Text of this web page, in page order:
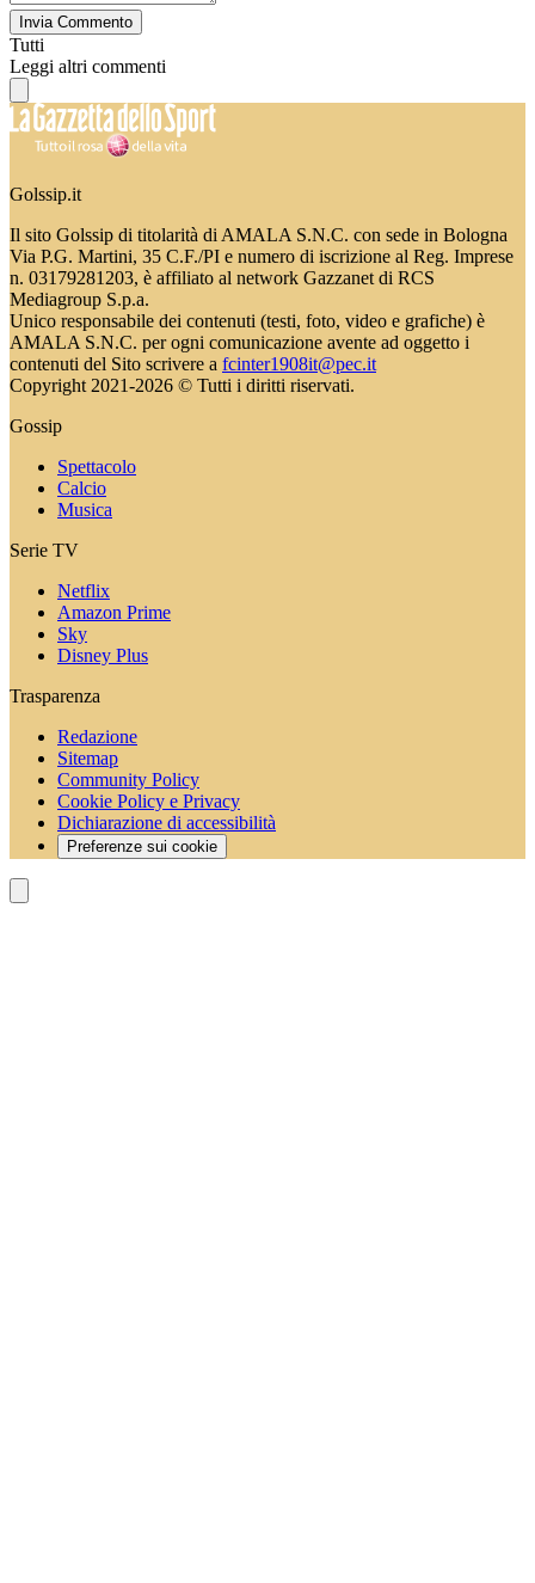
Invia Commento
Tutti
Leggi altri commenti
Golssip.it
Il sito Golssip di titolarità di AMALA S.N.C. con sede in Bologna
Via P.G. Martini, 35 C.F./PI e numero di iscrizione al Reg. Imprese
n. 03179281203, è affiliato al network Gazzanet di RCS
Mediagroup S.p.a.
Unico responsabile dei contenuti (testi, foto, video e grafiche) è
AMALA S.N.C. per ogni comunicazione avente ad oggetto i
contenuti del Sito scrivere a fcinter1908it@pec.it
Copyright 2021-2026 © Tutti i diritti riservati.
Gossip
Spettacolo
Calcio
Musica
Serie TV
Netflix
Amazon Prime
Sky
Disney Plus
Trasparenza
Redazione
Sitemap
Community Policy
Cookie Policy e Privacy
Dichiarazione di accessibilità
Preferenze sui cookie